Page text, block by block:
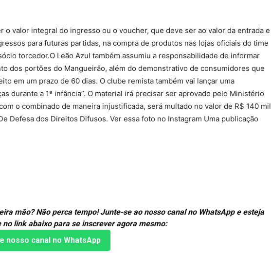
valor integral do ingresso ou o voucher, que deve ser ao valor da entrada e
para futuras partidas, na compra de produtos nas lojas oficiais do time
torcedor.O Leão Azul também assumiu a responsabilidade de informar
dos portões do Mangueirão, além do demonstrativo de consumidores que
em um prazo de 60 dias. O clube remista também vai lançar uma
durante a 1ª infância”. O material irá precisar ser aprovado pelo Ministério
o combinado de maneira injustificada, será multado no valor de R$ 140 mil
Defesa dos Direitos Difusos. Ver essa foto no Instagram Uma publicação
mão? Não perca tempo! Junte-se ao nosso canal no WhatsApp e esteja
link abaixo para se inscrever agora mesmo:
nosso canal no WhatsApp